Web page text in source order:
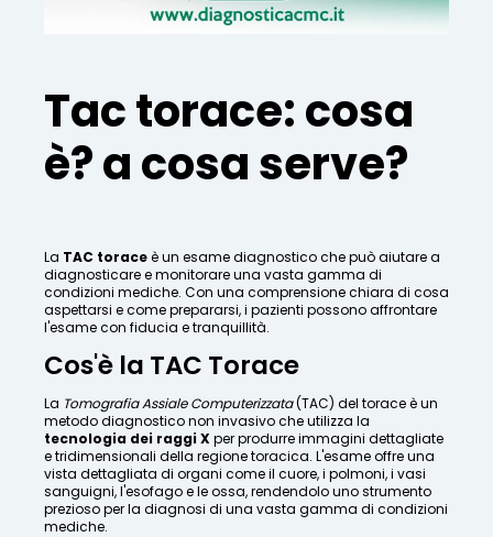
Tac torace: cosa
è? a cosa serve?
La TAC toraceè un esame diagnostico che può aiutare a
diagnosticare e monitorare una vasta gamma di
condizioni mediche. Con una comprensione chiara di cosa
aspettarsi e come prepararsi, i pazienti possono affrontare
l'esame con fiducia e tranquillità.
Cos'è la TAC Torace
La Tomografia Assiale Computerizzata(TAC) del torace è un
metodo diagnostico non invasivo che utilizza la
tecnologia dei raggi X per produrre immagini dettagliate
e tridimensionali della regione toracica. L'esame offre una
vista dettagliata di organi come il cuore, i polmoni, i vasi
sanguigni, l'esofago e le ossa, rendendolo uno strumento
prezioso per la diagnosi di una vasta gamma di condizioni
mediche.